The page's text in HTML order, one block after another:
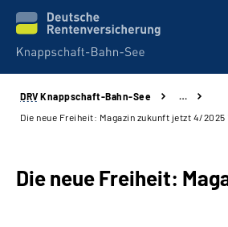
Aktuelles & Presse
DRV Knappschaft-Bahn-See
…
Die neue Freiheit: Magazin zukunft jetzt 4/
Die neue Freiheit: